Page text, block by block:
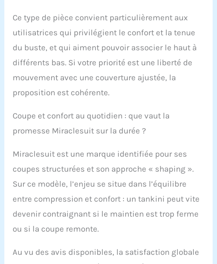
amincissant. Une taille
au-dessus est
suggérée en fonction
de vos préférences
vous préférez un
ajustement moins
mesurez la partie la
poitrine. Pour la taille,
mesurez la partie la
votre nombril. Pour la
hanche, mesurez le
environ 10,2 cm sous
votre nombril. Pour le
vos jambes et au-
tableau des tailles à
gauche. Après chaque
Ce type de pièce convient particulièrement aux
utilisatrices qui privilégient le confort et la tenue
du buste, et qui aiment pouvoir associer le haut à
différents bas. Si votre priorité est une liberté de
mouvement avec une couverture ajustée, la
proposition est cohérente.
Coupe et confort au quotidien : que vaut la
promesse Miraclesuit sur la durée ?
Miraclesuit est une marque identifiée pour ses
coupes structurées et son approche « shaping ».
Sur ce modèle, l’enjeu se situe dans l’équilibre
entre compression et confort : un tankini peut vite
devenir contraignant si le maintien est trop ferme
ou si la coupe remonte.
Au vu des avis disponibles, la satisfaction globale